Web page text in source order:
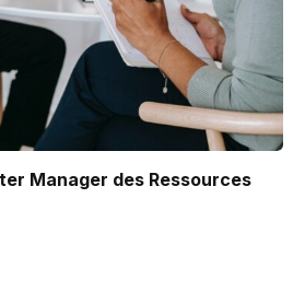
Manager des Ressources